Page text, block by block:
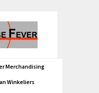
Merchandising
Winkeliers